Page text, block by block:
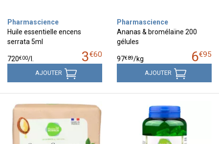
Pharmascience
Huile essentielle encens
serrata 5ml
3€60
720€00/
AJOUTER
Pharmascience
Ananas & bromélaïne 200
gélules
6€95
97€89/kg
AJOUTER